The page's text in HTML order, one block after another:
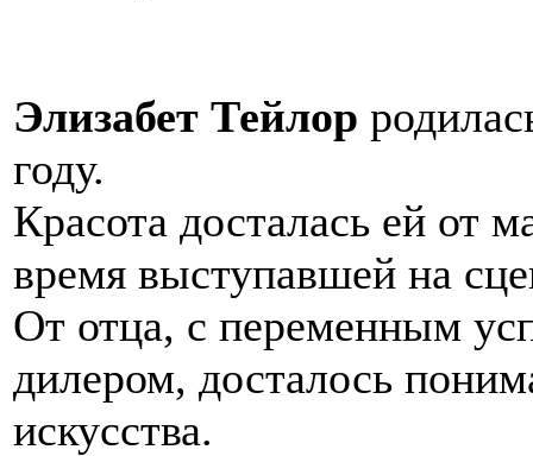
Элизабет Тейлор
году.
Красота досталась ей от
время выступавшей на
От отца, с переменным
дилером, досталось
искусства.